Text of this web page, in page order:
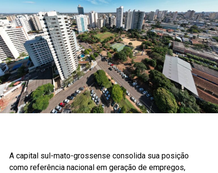
A capital sul-mato-grossense consolida sua posição
como referência nacional em geração de empregos,